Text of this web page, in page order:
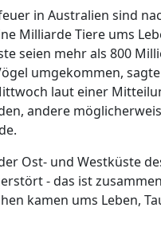
in Australien sind
Milliarde Tiere ums
seien mehr als 800
umgekommen,
laut einer
andere
Ost- und Westküste
- das ist
kamen ums Leben,